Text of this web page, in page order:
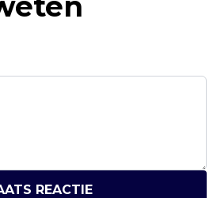
REACTIE